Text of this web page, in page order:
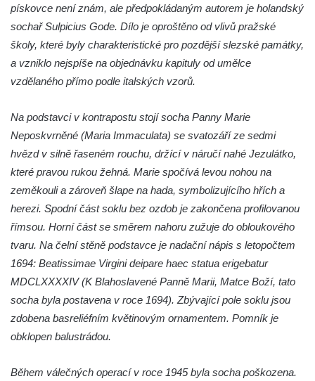
Českých Budějovicích
Socha svatého Jana Nepomuckého Na
Sadech u Mlýnské stoky v Českých
Budějovicích
Socha svatého Vincence Ferrerského na
nádvoří kláštera dominikánů v Českých
Budějovicích
Socha svatého Zachariáše na nádvoří
kláštera dominikánů v Českých
Budějovicích
Socha svatého Josefa na nádvoří kláštera
dominikánů v Českých Budějovicích
Socha svaté Anny na nádvoří kláštera
dominikánů v Českých Budějovicích
pískovce není znám, ale předpokládaným autorem je holandský
sochař Sulpicius Gode. Dílo je oproštěno od vlivů pražské
školy, které byly charakteristické pro pozdější slezské památky,
a vzniklo nejspíše na objednávku kapituly od umělce
vzdělaného přímo podle italských vzorů.
Na podstavci v kontrapostu stojí socha Panny Marie
Neposkvrněné (Maria Immaculata) se svatozáří ze sedmi
hvězd v silně řaseném rouchu, držící v náručí nahé Jezulátko,
které pravou rukou žehná. Marie spočívá levou nohou na
zeměkouli a zároveň šlape na hada, symbolizujícího hřích a
herezi. Spodní část soklu bez ozdob je zakončena profilovanou
římsou. Horní část se směrem nahoru zužuje do obloukového
tvaru. Na čelní stěně podstavce je nadační nápis s letopočtem
1694: Beatissimae Virgini deipare haec statua erigebatur
MDCLXXXXIV (K Blahoslavené Panně Marii, Matce Boží, tato
socha byla postavena v roce 1694). Zbývající pole soklu jsou
zdobena basreliéfním květinovým ornamentem. Pomník je
obklopen balustrádou.
Během válečných operací v roce 1945 byla socha poškozena.